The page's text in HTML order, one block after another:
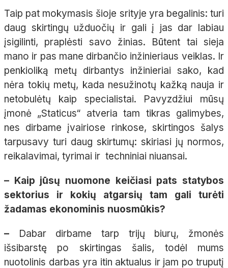
Taip pat mokymasis šioje srityje yra begalinis: turi
daug skirtingų užduočių ir gali į jas dar labiau
įsigilinti, praplėsti savo žinias. Būtent tai sieja
mano ir pas mane dirbančio inžinieriaus veiklas. Ir
penkioliką metų dirbantys inžinieriai sako, kad
nėra tokių metų, kada nesužinotų kažką nauja ir
netobulėtų kaip specialistai. Pavyzdžiui mūsų
įmonė „Staticus“ atveria tam tikras galimybes,
nes dirbame įvairiose rinkose, skirtingos šalys
tarpusavy turi daug skirtumų: skiriasi jų normos,
reikalavimai, tyrimai ir techniniai niuansai.
– Kaip jūsų nuomone keičiasi pats statybos
sektorius ir kokių atgarsių tam gali turėti
žadamas ekonominis nuosmūkis?
–
Dabar dirbame tarp trijų biurų, žmonės
išsibarstę po skirtingas šalis, todėl mums
nuotolinis darbas yra itin aktualus ir jam po truputį